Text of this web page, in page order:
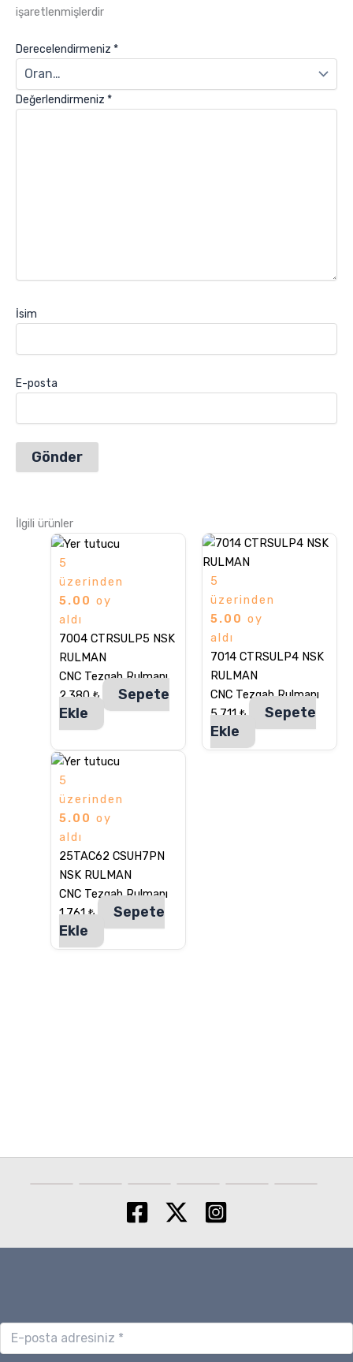
işaretlenmişlerdir
Derecelendirmeniz *
Değerlendirmeniz *
İsim
E-posta
İlgili ürünler
5
üzerinden
5.00 oy
aldı
7004 CTRSULP5 NSK
RULMAN
CNC Tezgah Rulmanı
2.380₺
Sepete
Ekle
5
üzerinden
5.00 oy
aldı
7014 CTRSULP4 NSK
RULMAN
CNC Tezgah Rulmanı
5.711₺
Sepete
Ekle
5
üzerinden
5.00 oy
aldı
25TAC62 CSUH7PN
NSK RULMAN
CNC Tezgah Rulmanı
1.761₺
Sepete
Ekle